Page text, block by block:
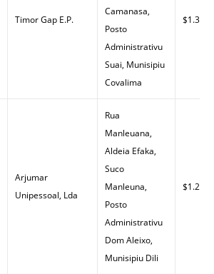
Timor Gap E.P.
Camanasa,
Posto
Administrativu
Suai, Munisipiu
Covalima
$1.36
Arjumar
Unipessoal, Lda
Rua
Manleuana,
Aldeia Efaka,
Suco
Manleuna,
Posto
Administrativu
Dom Aleixo,
Munisipiu Dili
$1.23